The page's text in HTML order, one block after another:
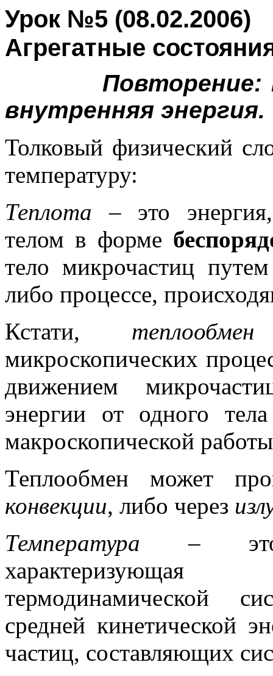
Урок №5 (08.02.2006)
Агрегатные
внутренняя энергия.
Толковый физический
температуру:
Теплота – это
телом в форме
тело микрочастиц
либо процессе,
Кстати, теплообмен
микроскопических
движением
энергии от одного
макроскопической
Теплообмен может
конвекции, либо через
Температура – это
характеризующая
термодинамической
средней кинетической
частиц, составляющих